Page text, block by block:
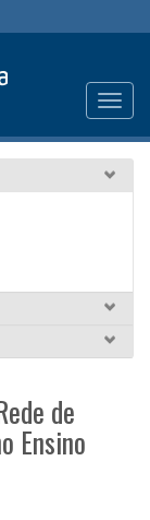
de
Ensino